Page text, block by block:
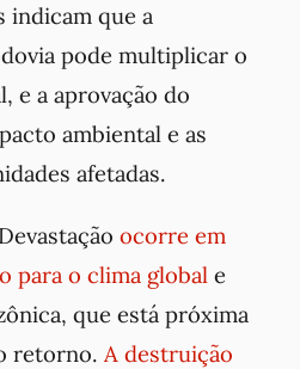
indicam que a
pode multiplicar o
e a aprovação do
ambiental e as
afetadas.
ocorre em
para o clima global e
que está próxima
retorno. A destruição